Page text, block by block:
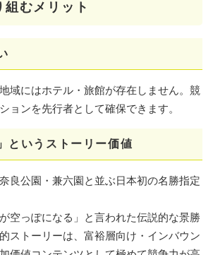
むメリット
域にはホテル・旅館が存在しません。競
ョンを先行者として確保できます。
というストーリー価値
良公園・兼六園と並ぶ日本初の名勝指定
が空っぽになる」と言われた伝説的な景勝
ストーリーは、富裕層向け・インバウン